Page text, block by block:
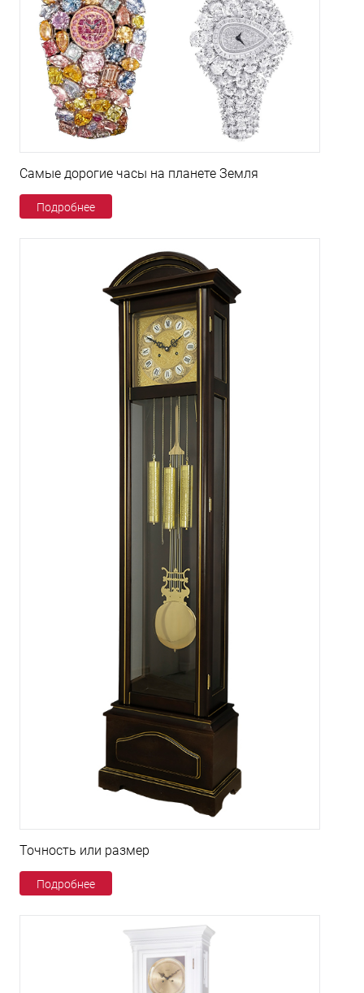
Самые дорогие часы на планете Земля
Подробнее
Точность или размер
Подробнее